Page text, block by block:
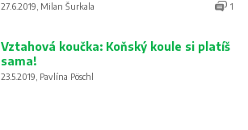
27.6.2019, Milan Šurkala 1
Vztahová koučka: Koňský koule si platíš
sama!
23.5.2019, Pavlína Pöschl